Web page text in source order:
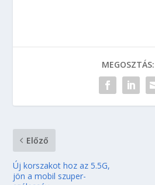
MEGOSZTÁS:
Előző
Új korszakot hoz az 5.5G,
jön a mobil szuper-